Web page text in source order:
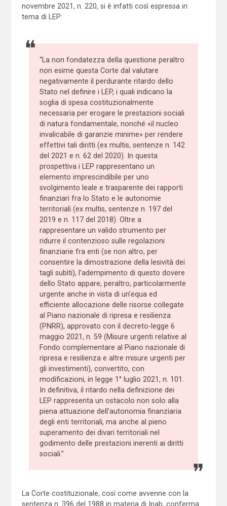
novembre 2021, n. 220, si è infatti così espressa in
tema di LEP:
“La non fondatezza della questione peraltro
non esime questa Corte dal valutare
negativamente il perdurante ritardo dello
Stato nel definire i LEP, i quali indicano la
soglia di spesa costituzionalmente
necessaria per erogare le prestazioni sociali
di natura fondamentale, nonché «il nucleo
invalicabile di garanzie minime» per rendere
effettivi tali diritti (ex multis, sentenze n. 142
del 2021 e n. 62 del 2020). In questa
prospettiva i LEP rappresentano un
elemento imprescindibile per uno
svolgimento leale e trasparente dei rapporti
finanziari fra lo Stato e le autonomie
territoriali (ex multis, sentenze n. 197 del
2019 e n. 117 del 2018). Oltre a
rappresentare un valido strumento per
ridurre il contenzioso sulle regolazioni
finanziarie fra enti (se non altro, per
consentire la dimostrazione della lesività dei
tagli subìti), l’adempimento di questo dovere
dello Stato appare, peraltro, particolarmente
urgente anche in vista di un’equa ed
efficiente allocazione delle risorse collegate
al Piano nazionale di ripresa e resilienza
(PNRR), approvato con il decreto-legge 6
maggio 2021, n. 59 (Misure urgenti relative al
Fondo complementare al Piano nazionale di
ripresa e resilienza e altre misure urgenti per
gli investimenti), convertito, con
modificazioni, in legge 1° luglio 2021, n. 101.
In definitiva, il ritardo nella definizione dei
LEP rappresenta un ostacolo non solo alla
piena attuazione dell’autonomia finanziaria
degli enti territoriali, ma anche al pieno
superamento dei divari territoriali nel
godimento delle prestazioni inerenti ai diritti
sociali.”
La Corte costituzionale, così come avvenne con la
sentenza n. 396 del 1988 in materia di Ipab, conferma